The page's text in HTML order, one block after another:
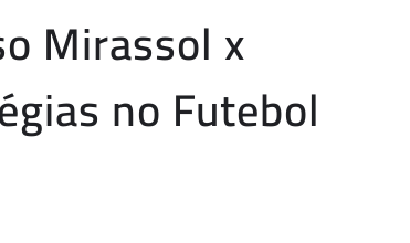
Mirassol x
no Futebol